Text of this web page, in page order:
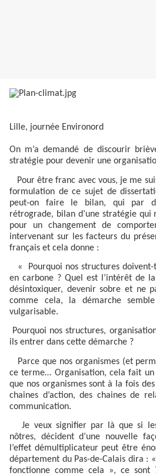
Lille, journée Environord
On m’a demandé de discourir
stratégie pour devenir une
Pour être franc avec vous, je me
formulation de ce sujet de
peut-on faire le bilan, qui par
rétrograde, bilan d’une stratégie qui
pour un changement de
intervenant sur les facteurs du
français et cela donne :
« Pourquoi nos structures
en carbone ? Quel est l’intérêt de
désintoxiquer, devenir sobre et ne
comme cela, la démarche
vulgarisable.
Pourquoi nos structures,
ils entrer dans cette démarche ?
Parce que nos organismes (et
ce terme… Organisation, cela fait
que nos organismes sont à la fois
chaines d’action, des chaines de
communication.
Je veux signifier par là que si
nôtres, décident d’une nouvelle
l’effet démultiplicateur peut être
département du Pas-de-Calais dira :
fonctionne comme cela », ce sont